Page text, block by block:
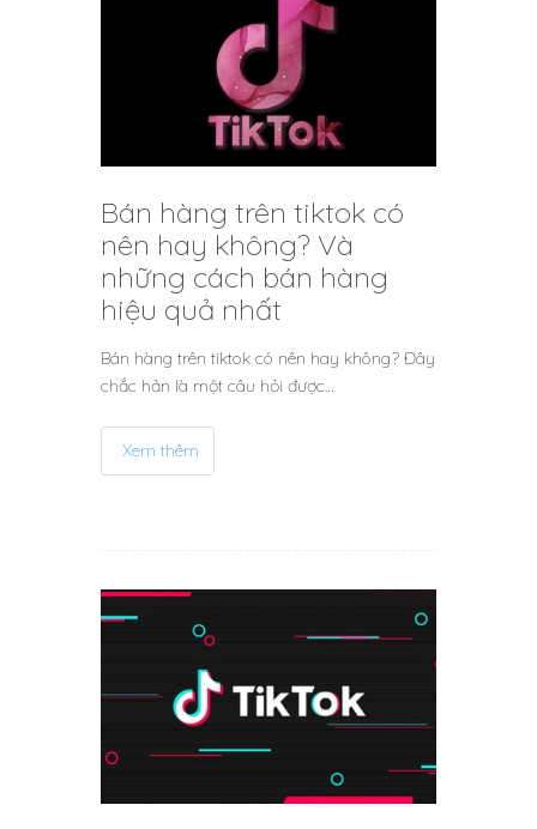
Bán hàng trên tiktok có
nên hay không? Và
những cách bán hàng
hiệu quả nhất
Bán hàng trên tiktok có nên hay không? Đây
chắc hản là một câu hỏi được…
Xem thêm